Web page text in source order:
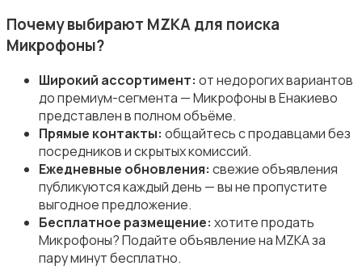
Наушники
Микрофоны
Почему выбирают MZKA для поиска
Микрофоны?
Широкий ассортимент: от недорогих вариантов
до премиум-сегмента — Микрофоны в Енакиево
представлен в полном объёме.
Прямые контакты: общайтесь с продавцами без
посредников и скрытых комиссий.
Ежедневные обновления: свежие объявления
публикуются каждый день — вы не пропустите
выгодное предложение.
Бесплатное размещение: хотите продать
Микрофоны? Подайте объявление на MZKA за
пару минут бесплатно.